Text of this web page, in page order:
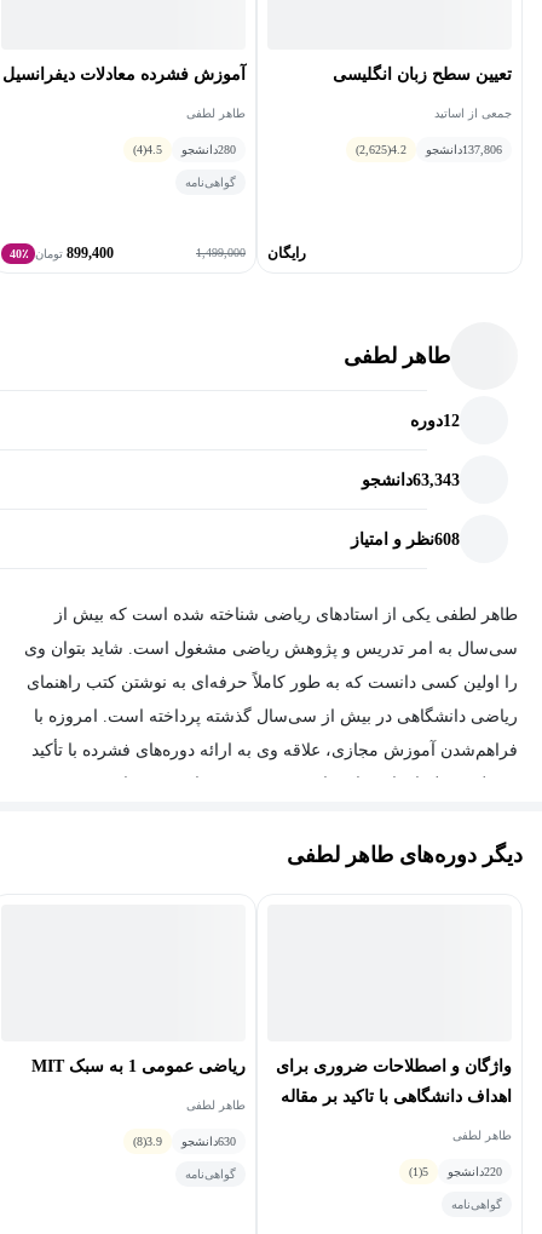
تعیین سطح زبان انگلیسی
جمعی از اساتید
137,806دانشجو 4.2
(2,625)
رایگان
آموزش فشرده معادلات دیفرانسیل
طاهر لطفی
280دانشجو 4.5
(4)
گواهی‌نامه
1,499,000
899,400 تومان 40٪
طاهر لطفی
12دوره
63,343دانشجو
608نظر و امتیاز
طاهر لطفی یکی از استادهای ریاضی شناخته شده است که بیش از
سی‌سال به امر تدریس و پژوهش ریاضی مشغول است. شاید بتوان وی
را اولین کسی دانست که به طور کاملاً حرفه‌ای به نوشتن کتب راهنمای
ریاضی دانشگاهی در بیش از سی‌سال گذشته پرداخته است. امروزه با
فراهم‌شدن آموزش مجازی، علاقه وی به ارائه دوره‌های فشرده با تأکید
او امروزه به انتقال تجربیات پخته‌تری در زمینه آموزش ریاضی بپردازد.
دیگر دوره‌های طاهر لطفی
واژگان و اصطلاحات ضروری برای
اهداف دانشگاهی با تاکید بر مقاله
نویسی
طاهر لطفی
220دانشجو 5
(1)
گواهی‌نامه
ریاضی عمومی 1 به سبک MIT
طاهر لطفی
630دانشجو 3.9
(8)
گواهی‌نامه